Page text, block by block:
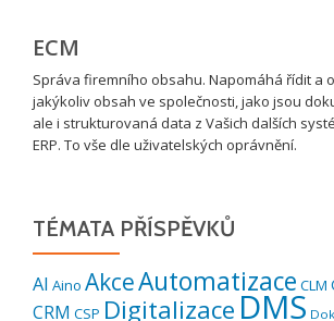
ECM
Správa firemního obsahu. Napomáhá řídit a
jakýkoliv obsah ve společnosti, jako jsou
ale i strukturovaná data z Vašich dalších
ERP. To vše dle uživatelských oprávnění.
TÉMATA PŘÍSPĚVKŮ
AI Aino AkceAutomatizace CLM
CRM CSP Digitalizace DMS